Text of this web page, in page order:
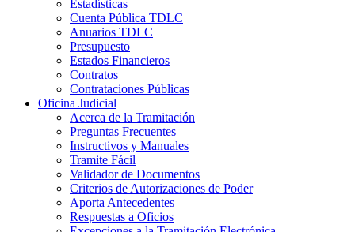
Estadísticas
Cuenta Pública TDLC
Anuarios TDLC
Presupuesto
Estados Financieros
Contratos
Contrataciones Públicas
Oficina Judicial
Acerca de la Tramitación
Preguntas Frecuentes
Instructivos y Manuales
Tramite Fácil
Validador de Documentos
Criterios de Autorizaciones de Poder
Aporta Antecedentes
Respuestas a Oficios